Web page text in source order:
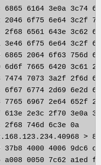
6164 3e0a 3c74
6f75 6e64 3c2f
6561 643e 3c62
6f75 6e64 3c2f
2064 6f63 756d
7665 6420 3c61
7073 3a2f 2f6d
6774 2d69 6e2d
6967 2e64 652f
2e3c 2f70 3e0a
746d 6c3e 0a
4000 4006 9dc6
0050 7c62 a1ed